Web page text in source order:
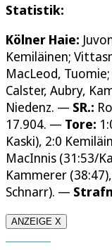
Statistik:
Kölner Haie:
Kemiläinen;
MacLeod,
Calster, Aubry,
Niedenz. — SR.:
17.904. — Tore:
Kaski), 2:0
MacInnis (31:53/
Kammerer
Schnarr). —
ANZEIGE X